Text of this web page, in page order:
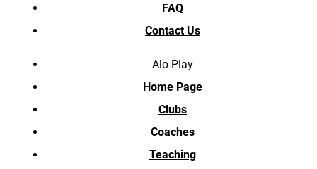
FAQ
Contact Us
Alo Play
Home Page
Clubs
Coaches
Teaching